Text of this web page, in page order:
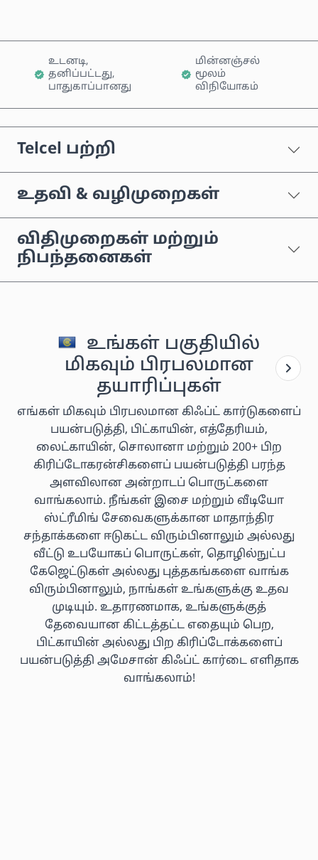
உடனடி,
தனிப்பட்டது,
பாதுகாப்பானது
மின்னஞ்சல்
மூலம்
விநியோகம்
Telcel பற்றி
உதவி & வழிமுறைகள்
விதிமுறைகள் மற்றும்
நிபந்தனைகள்
உங்கள் பகுதியில்
மிகவும் பிரபலமான
தயாரிப்புகள்
எங்கள் மிகவும் பிரபலமான கிஃப்ட் கார்டுகளைப்
பயன்படுத்தி, பிட்காயின், எத்தேரியம்,
லைட்காயின், சொலானா மற்றும் 200+ பிற
கிரிப்டோகரன்சிகளைப் பயன்படுத்தி பரந்த
அளவிலான அன்றாடப் பொருட்களை
வாங்கலாம். நீங்கள் இசை மற்றும் வீடியோ
ஸ்ட்ரீமிங் சேவைகளுக்கான மாதாந்திர
சந்தாக்களை ஈடுகட்ட விரும்பினாலும் அல்லது
வீட்டு உபயோகப் பொருட்கள், தொழில்நுட்ப
கேஜெட்டுகள் அல்லது புத்தகங்களை வாங்க
விரும்பினாலும், நாங்கள் உங்களுக்கு உதவ
முடியும். உதாரணமாக, உங்களுக்குத்
தேவையான கிட்டத்தட்ட எதையும் பெற,
பிட்காயின் அல்லது பிற கிரிப்டோக்களைப்
பயன்படுத்தி அமேசான் கிஃப்ட் கார்டை எளிதாக
வாங்கலாம்!